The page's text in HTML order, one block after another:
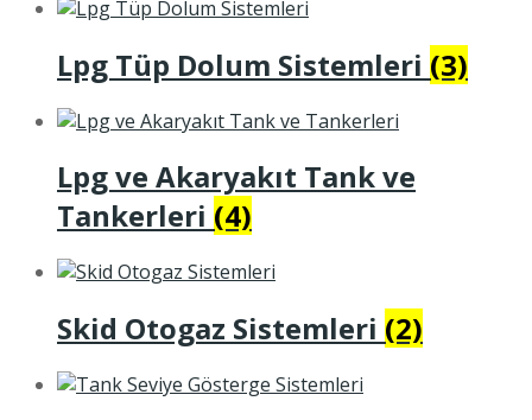
Lpg Tüp Dolum Sistemleri (3)
Lpg ve Akaryakıt Tank ve
Tankerleri (4)
Skid Otogaz Sistemleri (2)